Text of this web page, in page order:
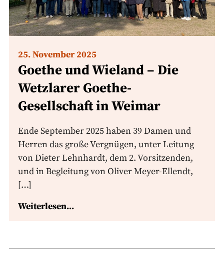
25. November 2025
Goethe und Wieland – Die
Wetzlarer Goethe-
Gesellschaft in Weimar
Ende September 2025 haben 39 Damen und
Herren das große Vergnügen, unter Leitung
von Dieter Lehnhardt, dem 2. Vorsitzenden,
und in Begleitung von Oliver Meyer-Ellendt,
[…]
Weiterlesen...